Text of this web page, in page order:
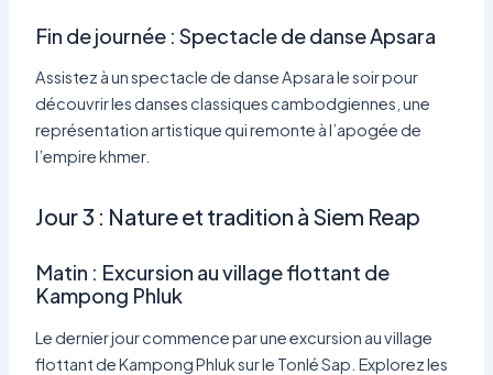
Fin de journée : Spectacle de danse Apsara
Assistez à un spectacle de danse Apsara le soir pour
découvrir les danses classiques cambodgiennes, une
représentation artistique qui remonte à l’apogée de
l’empire khmer.
Jour 3 : Nature et tradition à Siem Reap
Matin : Excursion au village flottant de
Kampong Phluk
Le dernier jour commence par une excursion au village
flottant de Kampong Phluk sur le Tonlé Sap. Explorez les